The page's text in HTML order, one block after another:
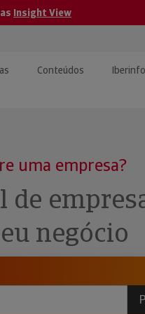
Insight View
Conteúdos
uma empresa?
negócio